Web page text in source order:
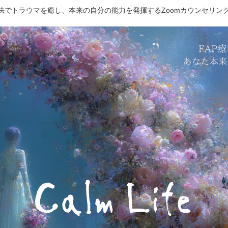
でトラウマを癒し、本来の自分の能力を発揮するZoomカウンセリン